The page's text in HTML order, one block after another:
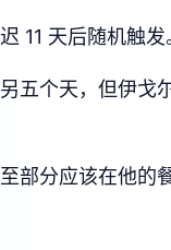
11 天后随机触发
五个天，但伊戈
部分应该在他的